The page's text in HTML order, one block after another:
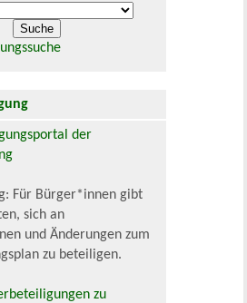
der
Für Bürger*innen gibt
sich an
und Änderungen zum
zu beteiligen.
zu